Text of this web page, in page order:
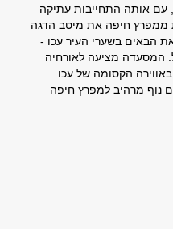
עם אותה התחייבות עתיקה
ממפרץ חיפה את מיטב הדגה
הבאים בשערי העיר עכו -
המסעדה מציעה לאורחיה
באווירה הקסומה של עכו
נוף מרהיב למפרץ חיפה